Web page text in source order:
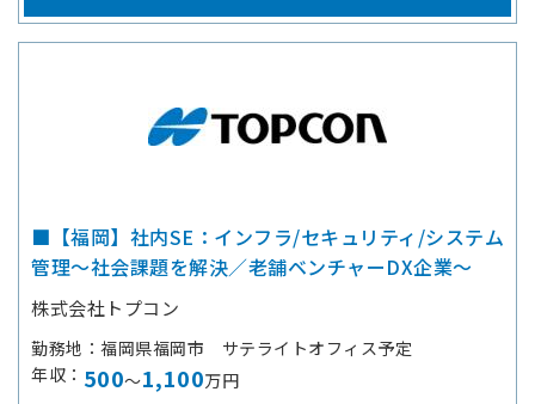
■【福岡】社内SE：インフラ/セキュリティ/システム
管理～社会課題を解決／老舗ベンチャーDX企業～
株式会社トプコン
勤務地
福岡県福岡市 サテライトオフィス予定
年収
500～1,100万円